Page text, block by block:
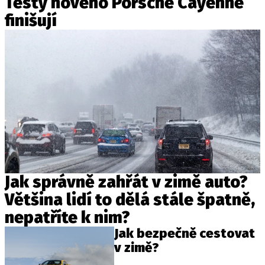
finišují
Jak správně zahřát v zimě auto?
Většina lidí to dělá stále špatně,
nepatříte k nim?
Jak bezpečně cestovat
v zimě?